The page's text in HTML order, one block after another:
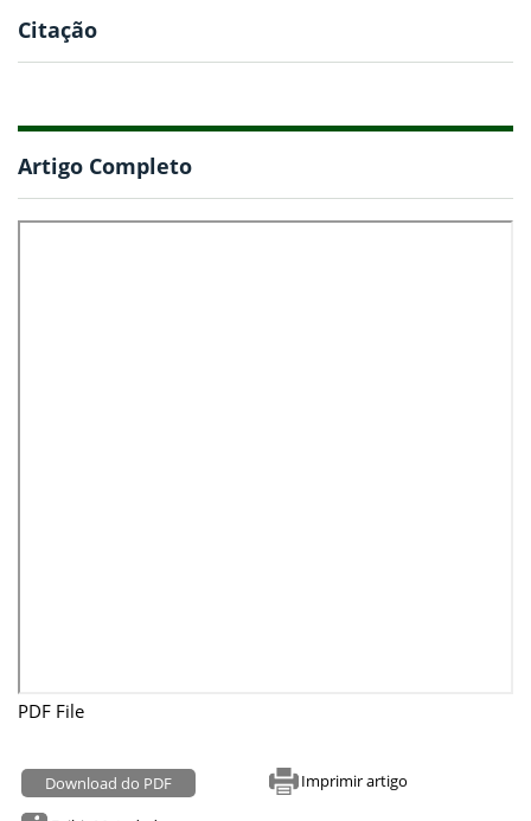
Citação
Artigo Completo
PDF File
Download do PDF Imprimir artigo